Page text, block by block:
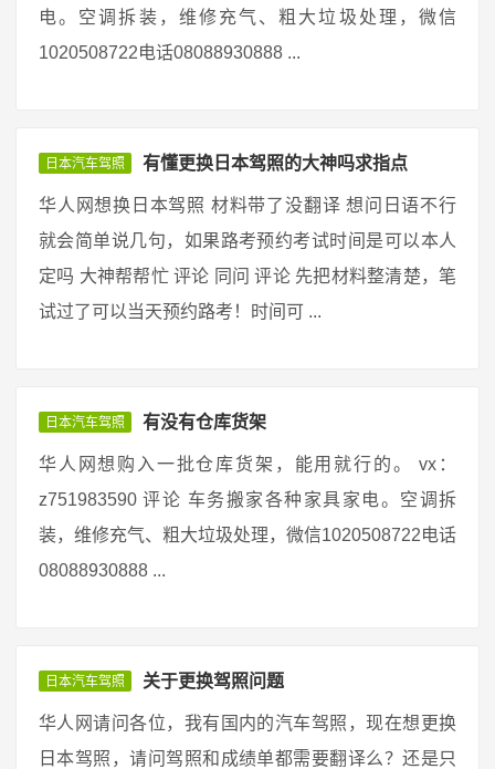
电。空调拆装，维修充气、粗大垃圾处理，微信
1020508722电话08088930888 ...
日本汽车驾照 有懂更换日本驾照的大神吗求指点
华人网想换日本驾照 材料带了没翻译 想问日语不行
就会简单说几句，如果路考预约考试时间是可以本人
定吗 大神帮帮忙 评论 同问 评论 先把材料整清楚，笔
试过了可以当天预约路考！时间可 ...
日本汽车驾照 有没有仓库货架
华人网想购入一批仓库货架，能用就行的。 vx：
z751983590 评论 车务搬家各种家具家电。空调拆
装，维修充气、粗大垃圾处理，微信1020508722电话
08088930888 ...
日本汽车驾照 关于更换驾照问题
华人网请问各位，我有国内的汽车驾照，现在想更换
日本驾照，请问驾照和成绩单都需要翻译么？还是只